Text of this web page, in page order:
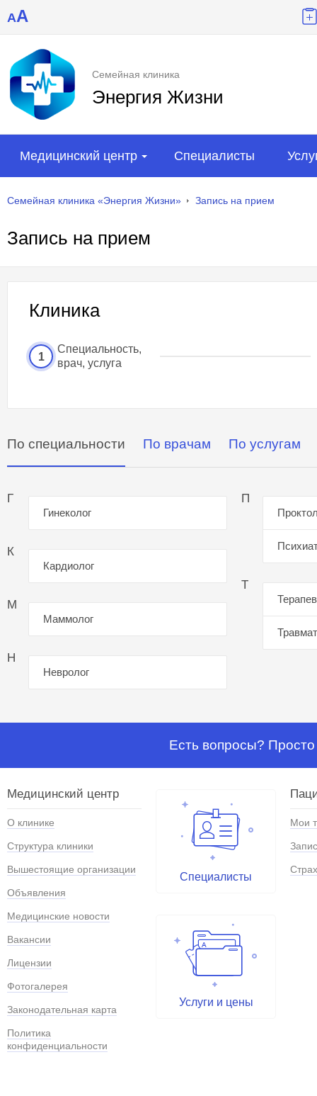
AA
Семейная клиника
Энергия Жизни
Медицинский центр Специалисты
Семейная клиника «Энергия Жизни» Запись на прием
Запись на прием
Клиника
1
Специальность,
врач, услуга
По специальности По врачам По услугам
Г
Гинеколог
К
Кардиолог
М
Маммолог
Н
Невролог
П
Т
Есть вопросы?
Медицинский центр
О клинике
Структура клиники
Вышестоящие организации
Объявления
Медицинские новости
Вакансии
Лицензии
Фотогалерея
Законодательная карта
Политика
конфиденциальности
Специалисты
Услуги и цены
Мои